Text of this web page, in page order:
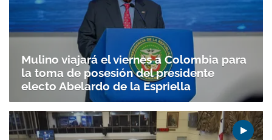
Mulino viajará el viernes a Colombia para
la toma de posesión del presidente
electo Abelardo de la Espriella